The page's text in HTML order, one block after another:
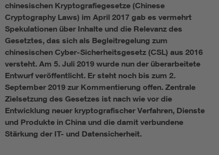
Energy efficiency
Energy storage
Functional safety
chinesischen Kryptografiegesetze (Chinese
Cryptography Laws) im April 2017 gab es vermehrt
Spekulationen über Inhalte und die Relevanz des
Gesetztes, das sich als Begleitregelung zum
chinesischen Cyber-Sicherheitsgesetz (CSL) aus 2016
versteht. Am 5. Juli 2019 wurde nun der überarbeitete
Entwurf veröffentlicht. Er steht noch bis zum 2.
September 2019 zur Kommentierung offen. Zentrale
Zielsetzung des Gesetzes ist nach wie vor die
Entwicklung neuer kryptografischer Verfahren, Dienste
und Produkte in China und die damit verbundene
Stärkung der IT- und Datensicherheit.